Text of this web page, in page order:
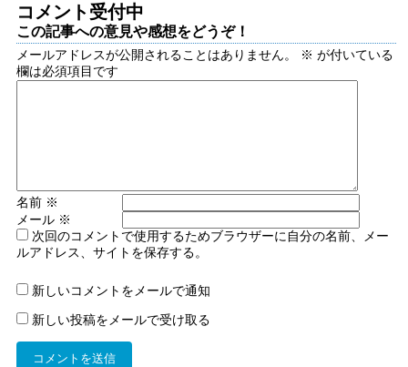
コメント受付中
この記事への意見や感想をどうぞ！
メールアドレスが公開されることはありません。 ※ が付いている
欄は必須項目です
名前 ※
メール ※
次回のコメントで使用するためブラウザーに自分の名前、メー
ルアドレス、サイトを保存する。
新しいコメントをメールで通知
新しい投稿をメールで受け取る